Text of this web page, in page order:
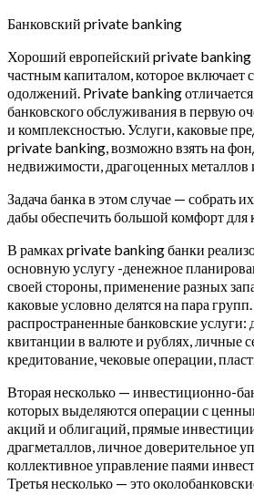
Банковский private banking
Хороший европейский private banking
частным капиталом, которое
одолжений. Private banking
банковского обслуживания в первую
и комплексностью. Услуги, каковые
private banking, возможно взять на
недвижимости, драгоценных металлов
Задача банка в этом случае — собрать
дабы обеспечить большой комфорт для
В рамках private banking банки
основную услугу -денежное
своей стороны, применение разных
каковые условно делятся на пара групп.
распространенные банковские услуги:
квитанции в валюте и рублях, личные
кредитование, чековые операции,
Вторая несколько — инвестиционно-
которых выделяются операции с
акций и облигаций, прямые
драгметаллов, личное доверительное
коллективное управление паями
Третья несколько — это